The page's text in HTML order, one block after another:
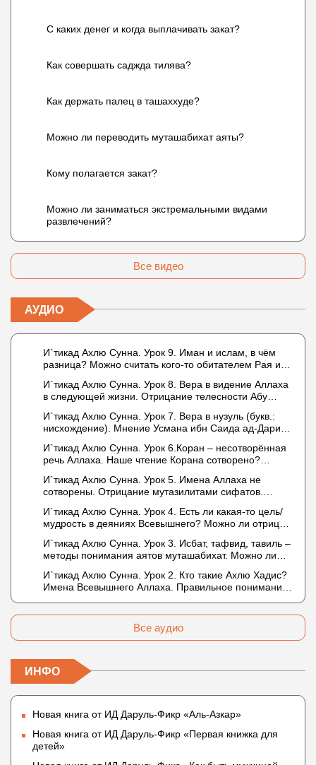
С каких денег и когда выплачивать закат?
Как совершать саджда тилява?
Как держать палец в ташаххуде?
Можно ли переводить муташабихат аяты?
Кому полагается закат?
Можно ли заниматься экстремальными видами
развлечений?
Все видео
АУДИО
И`тикад Ахлю Сунна. Урок 9. Иман и ислам, в чём
разница? Можно считать кого-то обитателем Рая или
И`тикад Ахлю Сунна. Урок 8. Вера в видение Аллаха
в следующей жизни. Отрицание телесности Абу
Усмана ибн Саида ад-Дарими. Иман – это слова,
дела и познание
И`тикад Ахлю Сунна. Урок 7. Вера в нузуль (букв.:
нисхождение). Мнение Усмана ибн Саида ад-Дарими
описывается физическим движением?
И`тикад Ахлю Сунна. Урок 6.Коран – несотворённая
речь Аллаха. Наше чтение Корана сотворено?
И`тикад Ахлю Сунна. Урок 5. Имена Аллаха не
сотворены. Отрицание мутазилитами сифатов.
И`тикад Ахлю Сунна. Урок 4. Есть ли какая-то цель/
мудрость в деяниях Всевышнего? Можно ли отрицать
не пришло в Коране и Сунне? Концепция ибн
Таймийи
И`тикад Ахлю Сунна. Урок 3. Исбат, тафвид, тавиль –
методы понимания аятов муташабихат. Можно ли
Что означает утверждение сифата «биля кейфа»
(без образа)?
И`тикад Ахлю Сунна. Урок 2. Кто такие Ахлю Хадис?
Имена Всевышнего Аллаха. Правильное понимание
Все аудио
ИНФО
Новая книга от ИД Даруль-Фикр «Аль-Азкар»
Новая книга от ИД Даруль-Фикр «Первая книжка для
детей»